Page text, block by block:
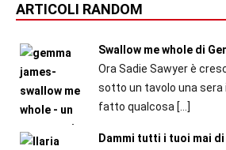
ARTICOLI RANDOM
Swallow me whole di
Ora Sadie Sawyer è
sotto un tavolo una sera
fatto qualcosa […]
Dammi tutti i tuoi mai di